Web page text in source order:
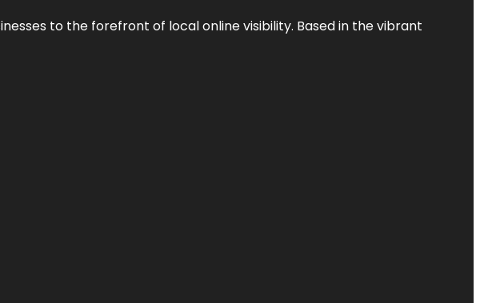
to the forefront of local online visibility. Based in the vibrant